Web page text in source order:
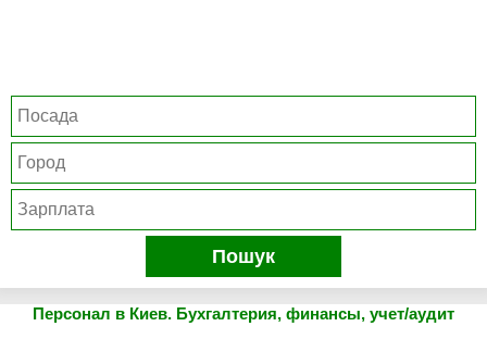
Пошук
Персонал в Киев. Бухгалтерия, финансы, учет/аудит